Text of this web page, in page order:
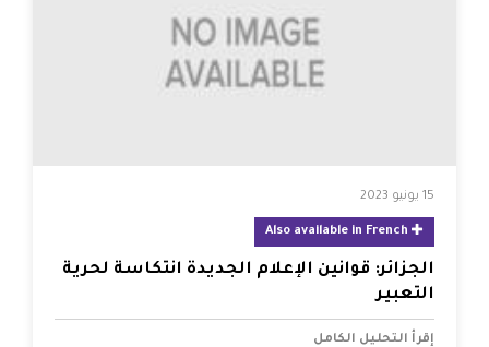
15 يونيو 2023
الجزائر: قوانين الإعلام الجديدة انتكاسة لحرية
التعبير
إقرأ التحليل الكامل